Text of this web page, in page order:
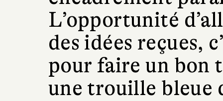
L’opportunité
des idées reçues,
pour faire un bon
une trouille bleue